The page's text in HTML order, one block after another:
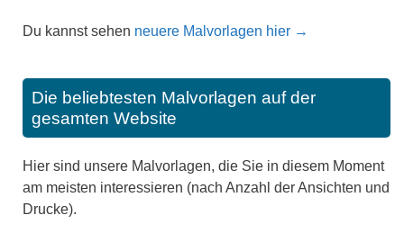
Du kannst sehen neuere Malvorlagen hier →
Die beliebtesten Malvorlagen auf der
gesamten Website
Hier sind unsere Malvorlagen, die Sie in diesem Moment
am meisten interessieren (nach Anzahl der Ansichten und
Drucke).